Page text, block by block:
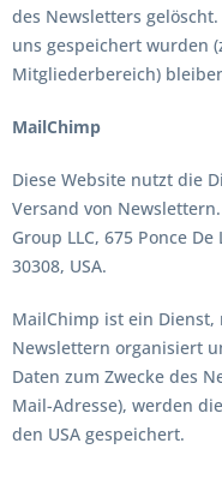
des Newsletters
uns gespeichert wurden
Mitgliederbereich)
MailChimp
Diese Website nutzt die
Versand von
Group LLC, 675 Ponce
30308, USA.
MailChimp ist ein
Newslettern organisiert
Daten zum Zwecke des
Mail-Adresse), werden
den USA gespeichert.